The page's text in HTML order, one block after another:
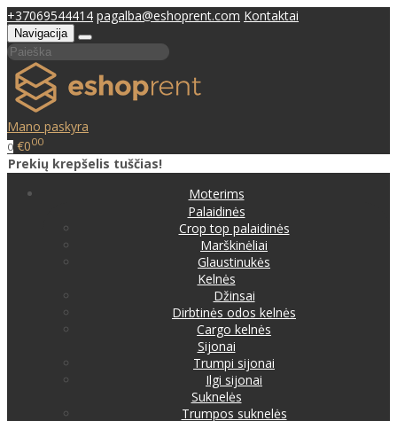
+37069544414 pagalba@eshoprent.com Kontaktai
Navigacija
Mano paskyra
0 €000
Prekių krepšelis tuščias!
Moterims
Palaidinės
Crop top palaidinės
Marškinėliai
Glaustinukės
Kelnės
Džinsai
Dirbtinės odos kelnės
Cargo kelnės
Sijonai
Trumpi sijonai
Ilgi sijonai
Suknelės
Trumpos suknelės